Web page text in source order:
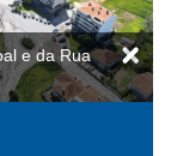
e da Rua